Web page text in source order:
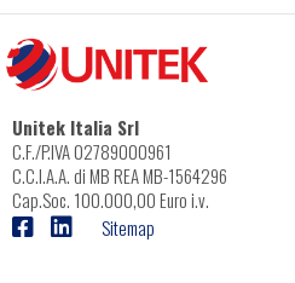
Unitek Italia Srl
C.F./P.IVA 02789000961
C.C.I.A.A. di MB REA MB-1564296
Cap.Soc. 100.000,00 Euro i.v.
Sitemap